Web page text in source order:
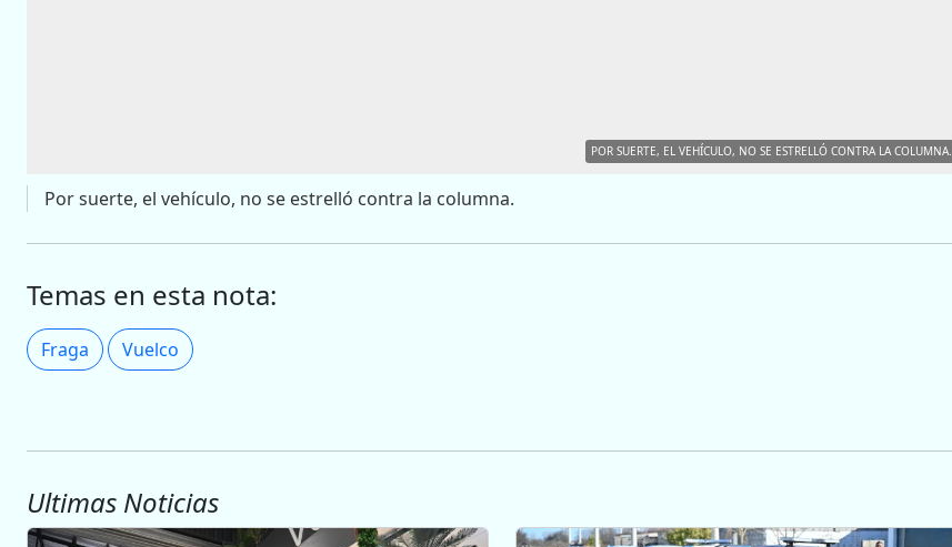
POR SUERTE, EL VEHÍCULO, NO SE ESTRELLÓ CONTRA LA COLUMNA.
Por suerte, el vehículo, no se estrelló contra la columna.
Temas en esta nota:
Fraga Vuelco
Ultimas Noticias